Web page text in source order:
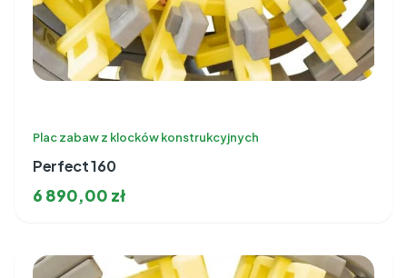
Plac zabaw z klocków konstrukcyjnych
Perfect 160
6 890,00 zł